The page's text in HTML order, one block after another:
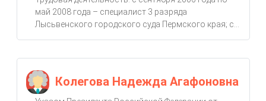
май 2008 года – специалист 3 разряда
Лысьвенского городского суда Пермского края; с...
Колегова Надежда Агафоновна